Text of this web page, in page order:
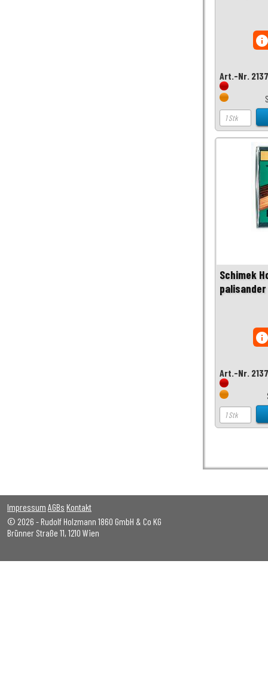
Art.-Nr.
Schimek
palisander
Art.-Nr.
Impressum AGBs Kontakt
© 2026 - Rudolf Holzmann 1860 GmbH & Co KG
Brünner Straße 11, 1210 Wien